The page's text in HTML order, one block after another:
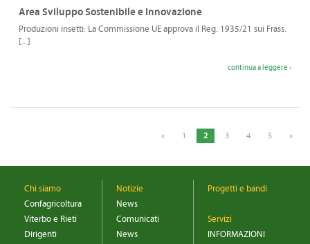
Area Sviluppo Sostenibile e Innovazione
Produzioni insetti: La Commissione UE approva il Reg. 1935/21 sui Frass.
[...]
continua a leggere ›
« 1 2 3 4 5 »
Chi siamo
Confagricoltura
Viterbo e Rieti
Dirigenti
Notizie
News
Comunicati
News
Progetti e bandi
Servizi
INFORMAZIONI